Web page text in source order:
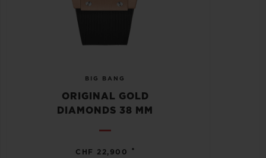
BIG BANG
ORIGINAL GOLD
DIAMONDS 38 MM
CHF 22,900 •